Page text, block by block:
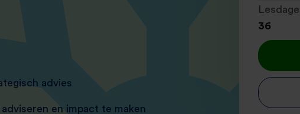
advies
en impact te maken
36